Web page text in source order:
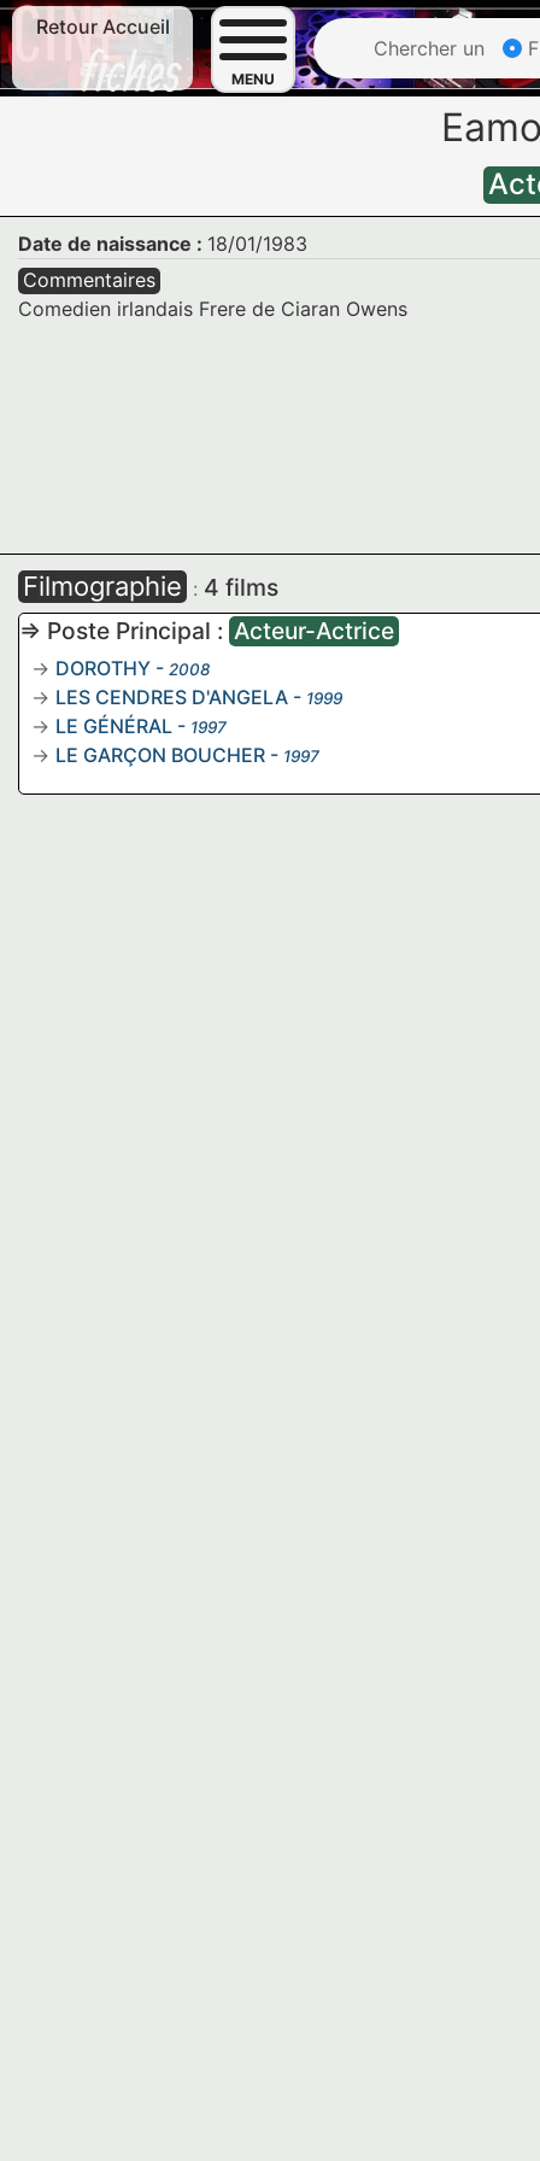
Retour Accueil
MENU
Chercher un
Date de naissance : 18/01/1983
Commentaires
Comedien irlandais Frere de Ciaran Owens
Filmographie : 4 films
=> Poste Principal : Acteur-Actrice
DOROTHY - 2008
LES CENDRES D'ANGELA - 1999
LE GÉNÉRAL - 1997
LE GARÇON BOUCHER - 1997